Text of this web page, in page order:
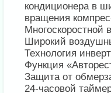
кондиционера в
вращения
Многоскоростной
Широкий
Технология
Функция
Защита oт
24-часовой